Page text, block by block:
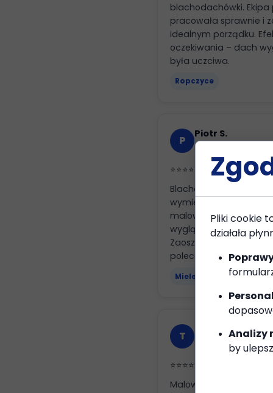
blachodachówki. Ekipa
pracowała sprawnie i
idealnym porządku.
oczekiwania – dach
była uczciwa.
Ropczyce
P Piotr S.
Mielec · 2025
⭐⭐⭐⭐⭐
Blacha trapezowa z
wymieniać. TwinsBro
malowanie wystarczy.
wygląda świetnie,
Zaoszczędziłem
polecam!
Mielec
T Tomasz R.
Dębica · 2025
⭐⭐⭐⭐⭐
Malowanie dachu
Pliki cookie
działała
Analizy
by